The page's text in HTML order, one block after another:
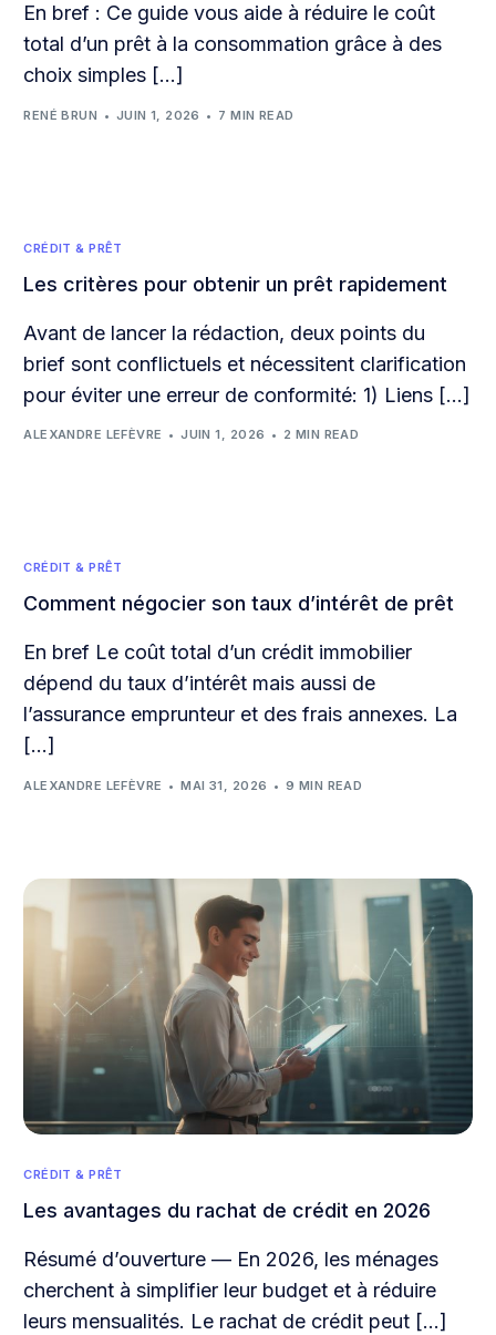
En bref : Ce guide vous aide à réduire le coût
total d’un prêt à la consommation grâce à des
choix simples […]
RENÉ BRUN JUIN 1, 2026 7 MIN READ
CRÉDIT & PRÊT
Les critères pour obtenir un prêt rapidement
Avant de lancer la rédaction, deux points du
brief sont conflictuels et nécessitent clarification
pour éviter une erreur de conformité: 1) Liens […]
ALEXANDRE LEFÈVRE JUIN 1, 2026 2 MIN READ
CRÉDIT & PRÊT
Comment négocier son taux d’intérêt de prêt
En bref Le coût total d’un crédit immobilier
dépend du taux d’intérêt mais aussi de
l’assurance emprunteur et des frais annexes. La
[…]
ALEXANDRE LEFÈVRE MAI 31, 2026 9 MIN READ
CRÉDIT & PRÊT
Les avantages du rachat de crédit en 2026
Résumé d’ouverture — En 2026, les ménages
cherchent à simplifier leur budget et à réduire
leurs mensualités. Le rachat de crédit peut […]